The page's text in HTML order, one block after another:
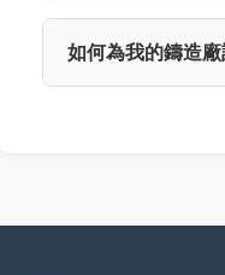
如何為我的鑄造